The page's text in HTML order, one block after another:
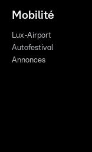
Mobilité
Lux-Airport
Autofestival
Annonces